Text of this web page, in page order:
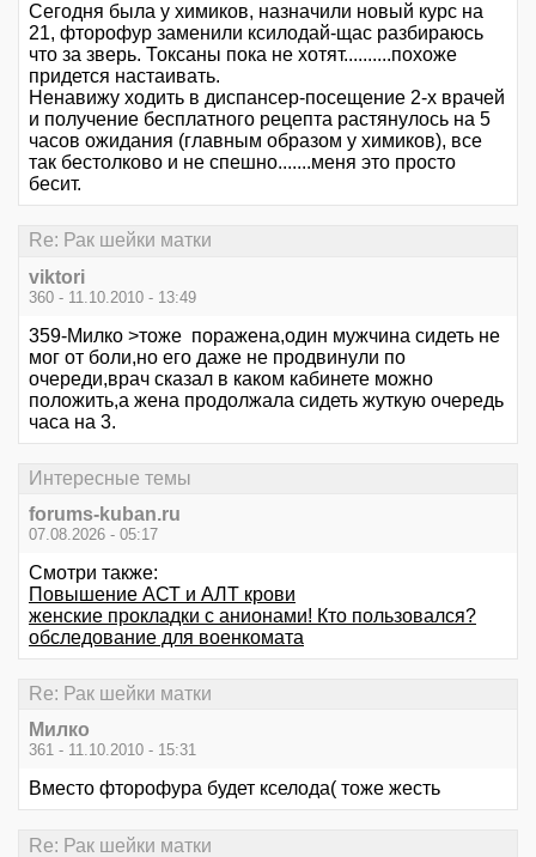
Сегодня была у химиков, назначили новый курс на
21, фторофур заменили ксилодай-щас разбираюсь
что за зверь. Токсаны пока не хотят..........похоже
придется настаивать.
Ненавижу ходить в диспансер-посещение 2-х врачей
и получение бесплатного рецепта растянулось на 5
часов ожидания (главным образом у химиков), все
так бестолково и не спешно.......меня это просто
бесит.
Re: Рак шейки матки
viktori
360 - 11.10.2010 - 13:49
359-Милко >тоже поражена,один мужчина сидеть не
мог от боли,но его даже не продвинули по
очереди,врач сказал в каком кабинете можно
положить,а жена продолжала сидеть жуткую очередь
часа на 3.
Интересные темы
forums-kuban.ru
07.08.2026 - 05:17
Смотри также:
Повышение АСТ и АЛТ крови
женские прокладки с анионами! Кто пользовался?
обследование для военкомата
Re: Рак шейки матки
Милко
361 - 11.10.2010 - 15:31
Вместо фторофура будет кселода( тоже жесть
Re: Рак шейки матки